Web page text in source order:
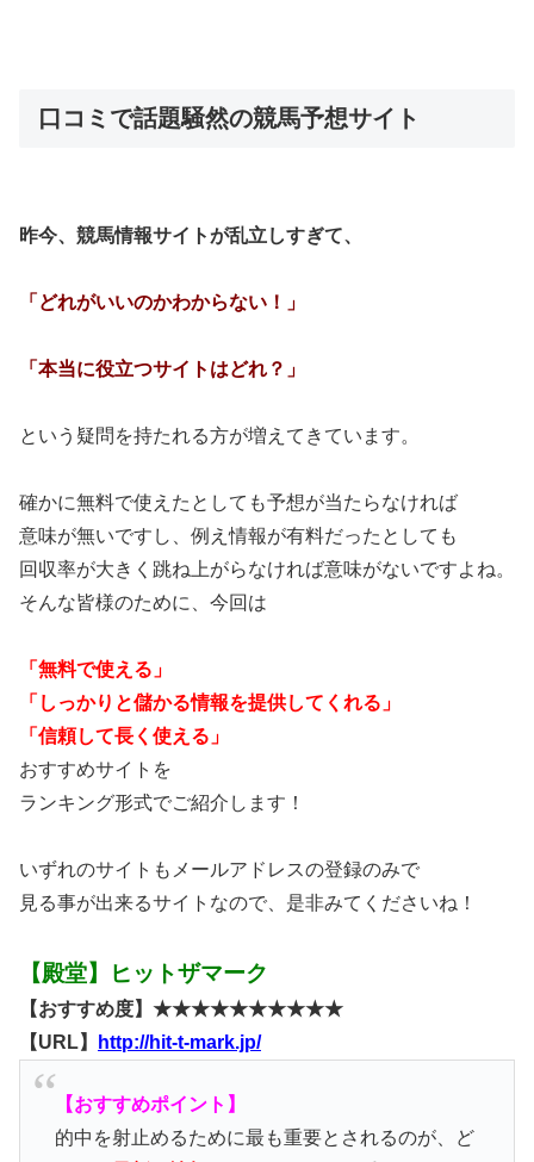
口コミで話題騒然の競馬予想サイト
昨今、競馬情報サイトが乱立しすぎて、
「どれがいいのかわからない！」
「本当に役立つサイトはどれ？」
という疑問を持たれる方が増えてきています。
確かに無料で使えたとしても予想が当たらなければ
意味が無いですし、例え情報が有料だったとしても
回収率が大きく跳ね上がらなければ意味がないですよね。
そんな皆様のために、今回は
「無料で使える」
「しっかりと儲かる情報を提供してくれる」
「信頼して長く使える」
おすすめサイトを
ランキング形式でご紹介します！
いずれのサイトもメールアドレスの登録のみで
見る事が出来るサイトなので、是非みてくださいね！
【殿堂】ヒットザマーク
【おすすめ度】★★★★★★★★★★
【URL】
http://hit-t-mark.jp/
【おすすめポイント】
的中を射止めるために最も重要とされるのが、ど